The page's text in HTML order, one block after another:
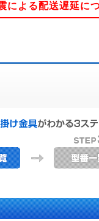
による配送遅延に